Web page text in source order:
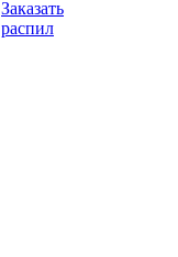
Заказать
распил